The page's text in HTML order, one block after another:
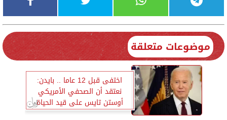
موضوعات متعلقة
اختفى قبل 12 عاما .. بايدن:
نعتقد أن الصحفي الأمريكي
أوستن تايس على قيد الحياة
في سوريا